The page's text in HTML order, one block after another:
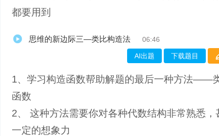
都要用到
思维的新边际三—类比构造法 06:46
AI出题 下载题目
1、学习构造函数帮助解题的最后一种方法——
函数
2、 这种方法需要你对各种代数结构非常熟悉，
一定的想象力